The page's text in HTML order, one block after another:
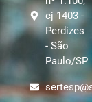
cj 1403 -
Perdizes
- São
Paulo/SP